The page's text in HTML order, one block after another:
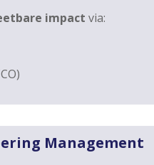
impact via:
Management